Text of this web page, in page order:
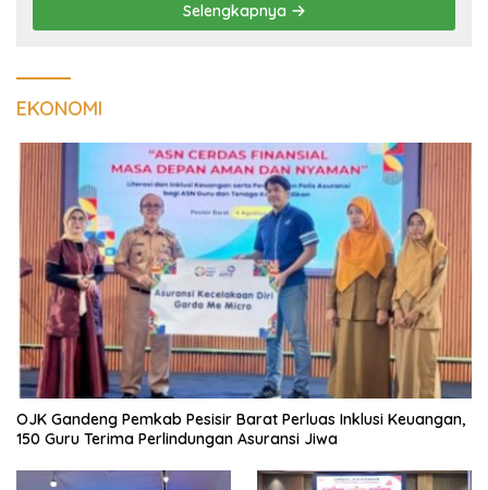
Selengkapnya
EKONOMI
OJK Gandeng Pemkab Pesisir Barat Perluas Inklusi Keuangan,
150 Guru Terima Perlindungan Asuransi Jiwa